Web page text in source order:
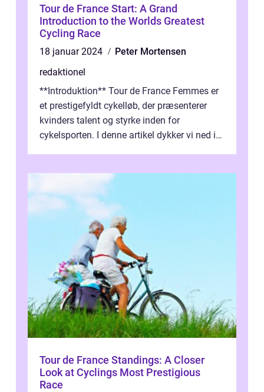
Tour de France Start: A Grand
Introduction to the Worlds Greatest
Cycling Race
18 januar 2024
Peter Mortensen
redaktionel
**Introduktion** Tour de France Femmes er
et prestigefyldt cykelløb, der præsenterer
kvinders talent og styrke inden for
cykelsporten. I denne artikel dykker vi ned i
Tour de France Standings: A Closer
Look at Cyclings Most Prestigious
Race